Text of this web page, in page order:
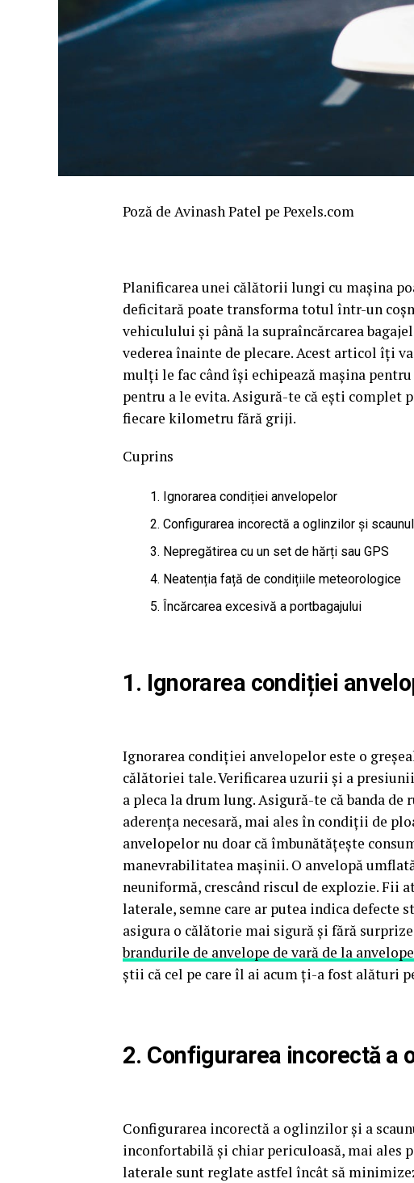
Poză de Avinash Patel pe Pexels.com
Planificarea unei călătorii lungi cu mașina
deficitară poate transforma totul într-un
vehiculului și până la supraîncărcarea
vederea înainte de plecare. Acest articol îți
mulți le fac când își echipează mașina
pentru a le evita. Asigură-te că ești complet
fiecare kilometru fără griji.
Cuprins
Ignorarea condiției anvelopelor
Configurarea incorectă a oglinzilor și
Nepregătirea cu un set de hărți sau GPS
Neatenția față de condițiile meteorologice
Încărcarea excesivă a portbagajului
1. Ignorarea condiției
Ignorarea condiției anvelopelor este o
călătoriei tale. Verificarea uzurii și a
a pleca la drum lung. Asigură-te că banda
aderența necesară, mai ales în condiții de
anvelopelor nu doar că îmbunătățește
manevrabilitatea mașinii. O anvelopă
neuniformă, crescând riscul de explozie. Fii
laterale, semne care ar putea indica
asigura o călătorie mai sigură și fără
brandurile de anvelope de vară de la
știi că cel pe care îl ai acum ți-a fost alături
2. Configurarea incorectă a
Configurarea incorectă a oglinzilor și a
inconfortabilă și chiar periculoasă, mai
laterale sunt reglate astfel încât să